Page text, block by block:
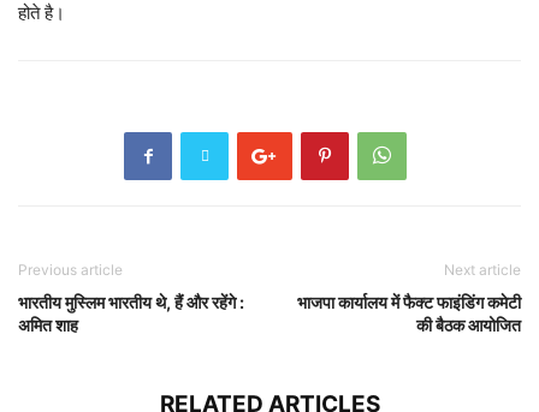
होते है।
Previous article
भारतीय मुस्लिम भारतीय थे, हैं और रहेंगे :
अमित शाह
Next article
भाजपा कार्यालय में फैक्ट फाइंडिंग कमेटी
की बैठक आयोजित
RELATED ARTICLES